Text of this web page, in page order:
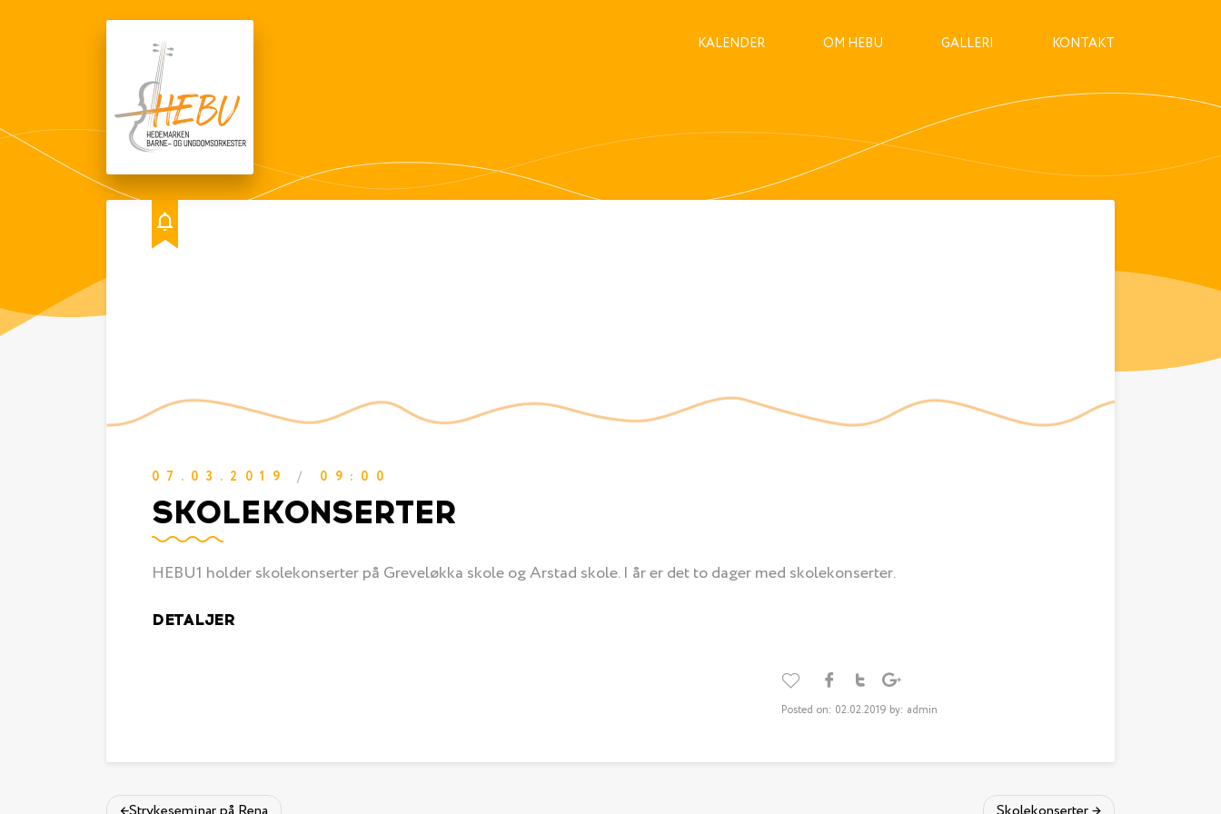
KALENDER OM HEBU GALLERI KONTAKT
07.03.2019/ 09:00
SKOLEKONSERTER
HEBU1 holder skolekonserter på Greveløkka skole og Arstad skole. I år er det to dager med skolekonserter.
DETALJER
Posted on: 02.02.2019 by: admin